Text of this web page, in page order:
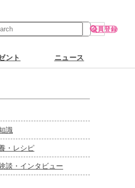
会員登録
ント ニュース
識
・レシピ
談・インタビュー